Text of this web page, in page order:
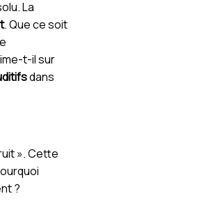
La
. Que ce soit
t-il sur
dans
». Cette
?